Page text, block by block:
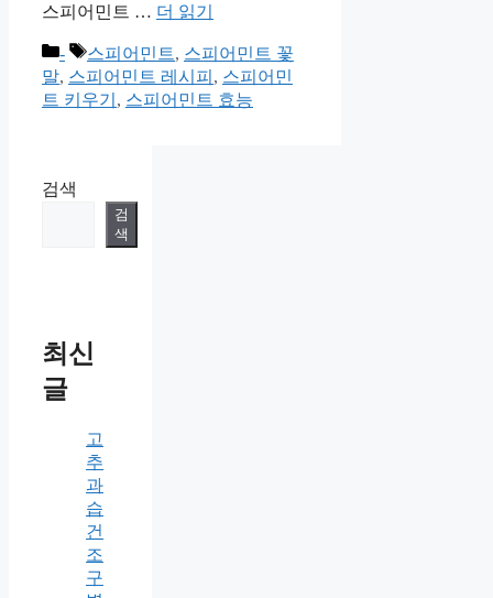
스피어민트 … 더 읽기
카
테
고
-
태
그
스피어민트, 스피어민트 꽃
말, 스피어민트 레시피 , 스피어민
트 키우기 , 스피어민트 효능
검색
검
색
최신
글
고
추
과
습
건
조
구